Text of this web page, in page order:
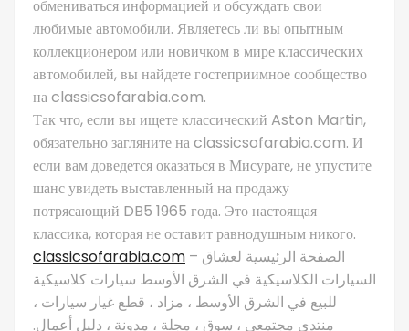
обмениваться информацией и обсуждать свои
любимые автомобили. Являетесь ли вы опытным
коллекционером или новичком в мире классических
автомобилей, вы найдете гостеприимное сообщество
на classicsofarabia.com.
Так что, если вы ищете классический Aston Martin,
обязательно загляните на classicsofarabia.com. И
если вам доведется оказаться в Мисурате, не упустите
шанс увидеть выставленный на продажу
потрясающий DB5 1965 года. Это настоящая
классика, которая не оставит равнодушным никого.
classicsofarabia.com – الصفحة الرئيسية لعشاق
السيارات الكلاسيكية في الشرق الأوسط سيارات كلاسيكية
للبيع في الشرق الأوسط ، مزاد ، قطع غيار سيارات ،
منتدى مجتمعي ، سوق ، مجلة ، مدونة ، دليل أعمال.